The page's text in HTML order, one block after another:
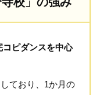
コピダンスを中心
ており、1か月の